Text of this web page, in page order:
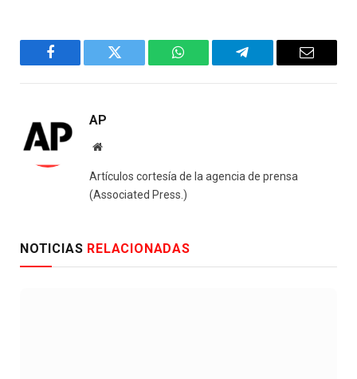
Facebook Twitter WhatsAppTelegram Email
AP
Website
Artículos cortesía de la agencia de prensa
(Associated Press.)
NOTICIAS RELACIONADAS